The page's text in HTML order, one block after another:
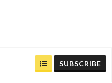
SUBSCRIBE